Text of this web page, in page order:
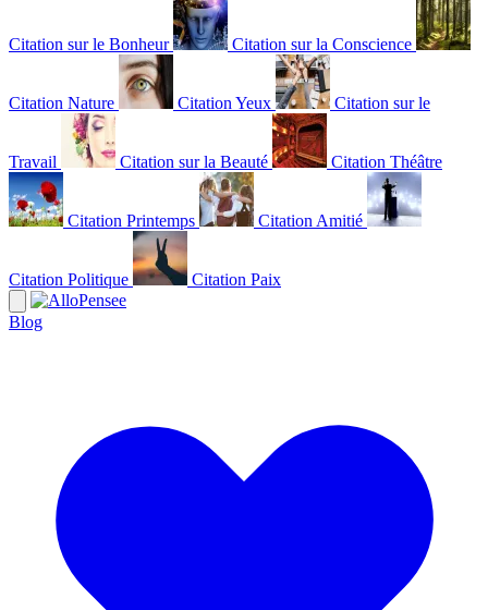
Citation sur le Bonheur Citation sur la Conscience
Citation Nature Citation Yeux Citation sur le
Travail Citation sur la Beauté Citation Théâtre
Citation Printemps Citation Amitié
Citation Politique Citation Paix
Blog